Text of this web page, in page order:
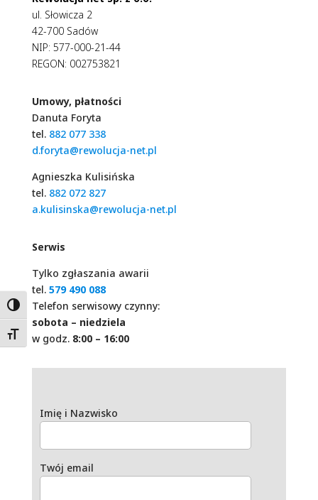
Wysoki kontrast
Zwiększ czcionkę
ul. Słowicza 2
42-700 Sadów
NIP: 577-000-21-44
REGON: 002753821
Umowy, płatności
Danuta Foryta
tel. 882 077 338
d.foryta@rewolucja-net.pl
Agnieszka Kulisińska
tel. 882 072 827
a.kulisinska@rewolucja-net.pl
Serwis
Tylko zgłaszania awarii
tel. 579 490 088
Telefon serwisowy czynny:
sobota – niedziela
w godz. 8:00 – 16:00
Imię i Nazwisko
Twój email